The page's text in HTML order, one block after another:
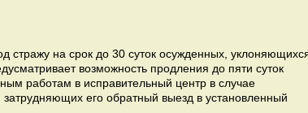
стражу на срок до 30 суток осужденных,
возможность продления до пяти суток
работам в исправительный центр в случае
его обратный выезд в установленный